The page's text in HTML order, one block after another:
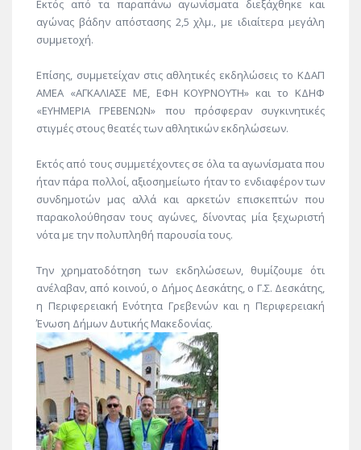
Εκτός από τα παραπάνω αγωνίσματα διεξάχθηκε και
αγώνας βάδην απόστασης 2,5 χλμ., με ιδιαίτερα μεγάλη
συμμετοχή.
Επίσης, συμμετείχαν στις αθλητικές εκδηλώσεις το ΚΔΑΠ
ΑΜΕΑ «ΑΓΚΑΛΙΑΣΕ ΜΕ, ΕΦΗ ΚΟΥΡΝΟΥΤΗ» και το ΚΔΗΦ
«ΕΥΗΜΕΡΙΑ ΓΡΕΒΕΝΩΝ» που πρόσφεραν συγκινητικές
στιγμές στους θεατές των αθλητικών εκδηλώσεων.
Εκτός από τους συμμετέχοντες σε όλα τα αγωνίσματα που
ήταν πάρα πολλοί, αξιοσημείωτο ήταν το ενδιαφέρον των
συνδημοτών μας αλλά και αρκετών επισκεπτών που
παρακολούθησαν τους αγώνες, δίνοντας μία ξεχωριστή
νότα με την πολυπληθή παρουσία τους.
Την χρηματοδότηση των εκδηλώσεων, θυμίζουμε ότι
ανέλαβαν, από κοινού, ο Δήμος Δεσκάτης, o Γ.Σ. Δεσκάτης,
η Περιφερειακή Ενότητα Γρεβενών και η Περιφερειακή
Ένωση Δήμων Δυτικής Μακεδονίας.